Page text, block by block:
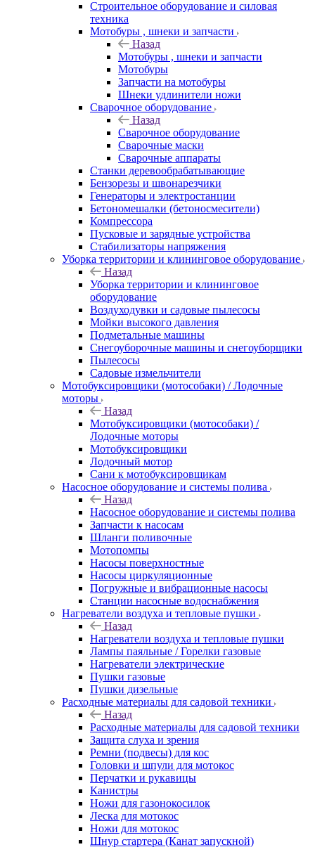
Строительное оборудование и силовая
техника
Мотобуры , шнеки и запчасти
Назад
Мотобуры , шнеки и запчасти
Мотобуры
Запчасти на мотобуры
Шнеки удлинители ножи
Сварочное оборудование
Назад
Сварочное оборудование
Сварочные маски
Сварочные аппараты
Станки деревообрабатывающие
Бензорезы и швонарезчики
Генераторы и электростанции
Бетономешалки (бетоносмесители)
Компрессора
Пусковые и зарядные устройства
Стабилизаторы напряжения
Уборка территории и клининговое оборудование
Назад
Уборка территории и клининговое
оборудование
Воздуходувки и садовые пылесосы
Мойки высокого давления
Подметальные машины
Снегоуборочные машины и снегоуборщики
Пылесосы
Садовые измельчители
Мотобуксировщики (мотособаки) / Лодочные
моторы
Назад
Мотобуксировщики (мотособаки) /
Лодочные моторы
Мотобуксировщики
Лодочный мотор
Сани к мотобуксировщикам
Насосное оборудование и системы полива
Назад
Насосное оборудование и системы полива
Запчасти к насосам
Шланги поливочные
Мотопомпы
Насосы поверхностные
Насосы циркуляционные
Погружные и вибрационные насосы
Станции насосные водоснабжения
Нагреватели воздуха и тепловые пушки
Назад
Нагреватели воздуха и тепловые пушки
Лампы паяльные / Горелки газовые
Нагреватели электрические
Пушки газовые
Пушки дизельные
Расходные материалы для садовой техники
Назад
Расходные материалы для садовой техники
Защита слуха и зрения
Ремни (подвесы) для кос
Головки и шпули для мотокос
Перчатки и рукавицы
Канистры
Ножи для газонокосилок
Леска для мотокос
Ножи для мотокос
Шнур стартера (Канат запускной)